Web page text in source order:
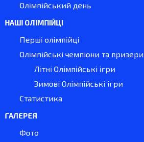
Олімпійський день
НАШІ ОЛІМПІЙЦІ
Перші олімпійці
Олімпійські чемпіони та призери
Літні Олімпійські ігри
Зимові Олімпійські ігри
Статистика
ГАЛЕРЕЯ
Фото